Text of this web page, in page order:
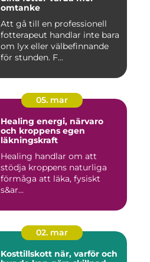
omtanke
Att gå till en professionell
fotterapeut handlar inte bara
om lyx eller välbefinnande
för stunden. F...
05. mar
Healing energi, närvaro
och kroppens egen
läkningskraft
Healing handlar om att
stödja kroppens naturliga
förmåga att läka, fysiskt
s&ar...
02. mar
Kosttillskott när, varför och